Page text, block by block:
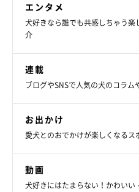
エンタメ
犬好きなら誰でも共感しちゃう
介
連載
ブログやSNSで人気の犬のコラ
お出かけ
愛犬とのおでかけが楽しくなるス
動画
犬好きにはたまらない！かわい